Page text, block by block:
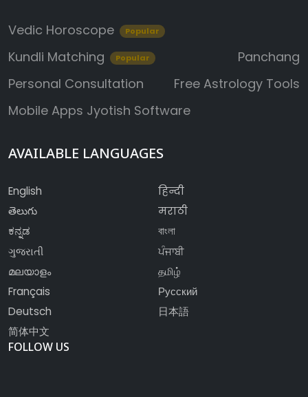
Vedic Horoscope Popular
Kundli Matching Popular
Panchang
Personal Consultation
Free Astrology Tools
Mobile Apps Jyotish Software
AVAILABLE LANGUAGES
English
हिन्दी
తెలుగు
मराठी
ಕನ್ನಡ
বাংলা
ગુજરાતી
ਪੰਜਾਬੀ
മലയാളം
தமிழ்
Français
Русский
Deutsch
日本語
简体中文
FOLLOW US